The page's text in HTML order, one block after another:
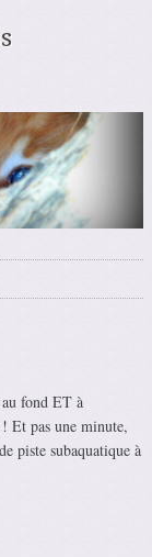
fond ET à
Et pas une minute,
piste subaquatique à